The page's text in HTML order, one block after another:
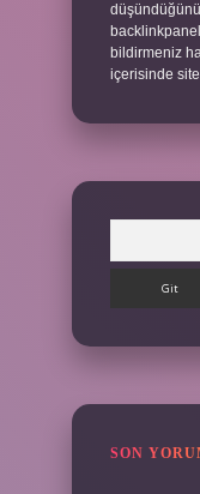
bildirmeniz
içerisinde
SON